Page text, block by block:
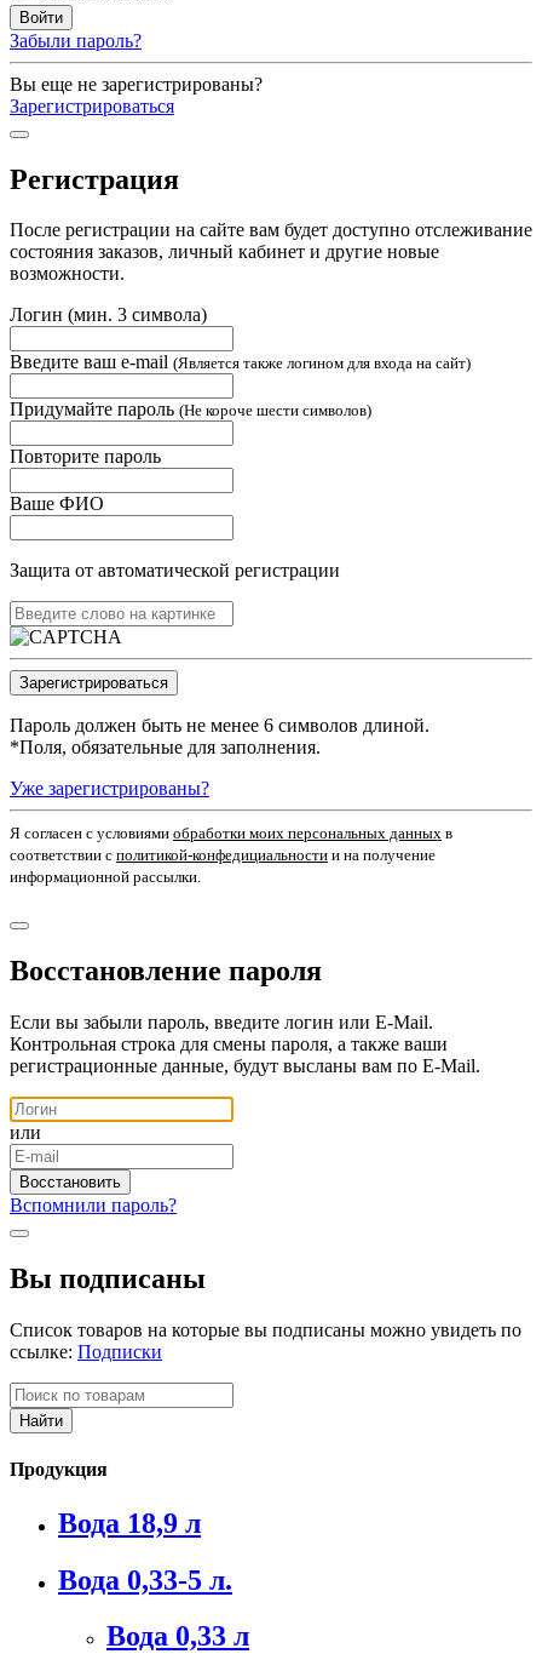
Забыли пароль?
Вы еще не зарегистрированы?
Зарегистрироваться
Регистрация
После регистрации на сайте вам будет доступно отслеживание
состояния заказов, личный кабинет и другие новые
возможности.
Логин (мин. 3 символа)
Введите ваш e-mail (Является также логином для входа на сайт)
Придумайте пароль (Не короче шести символов)
Повторите пароль
Ваше ФИО
Защита от автоматической регистрации
Пароль должен быть не менее 6 символов длиной.
*Поля, обязательные для заполнения.
Уже зарегистрированы?
Я согласен c условиями обработки моих персональных данных в
соответствии с политикой-конфедициальности и на получение
информационной рассылки.
Восстановление пароля
Если вы забыли пароль, введите логин или E-Mail.
Контрольная строка для смены пароля, а также ваши
регистрационные данные, будут высланы вам по E-Mail.
или
Вспомнили пароль?
Вы подписаны
Список товаров на которые вы подписаны можно увидеть по
ссылке: Подписки
Продукция
Вода 18,9 л
Вода 0,33-5 л.
Вода 0,33 л